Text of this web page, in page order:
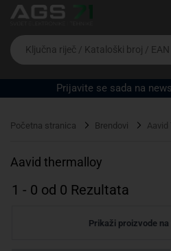
Ova postavka prilagođava
cijene vašim potrebama.
Da
biste
potražili
proizvod,
unesite
riječ,
EAN
serijski
Prijavite se sada na
Početna stranica Brendovi Aavid
Aavid thermalloy
1 - 0 od 0 Rezultata
Prikaži proizvode na